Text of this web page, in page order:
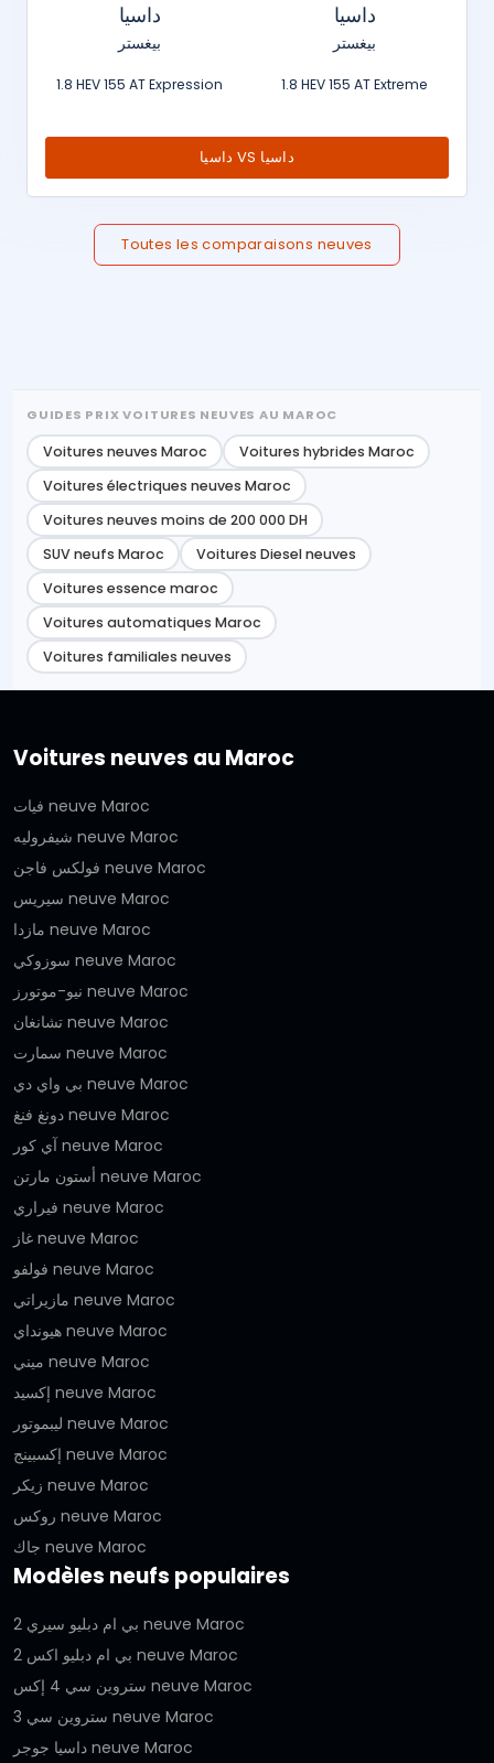
داسيا
بيغستر
1.8 HEV 155 AT Expression
داسيا
بيغستر
1.8 HEV 155 AT Extreme
داسيا VS داسيا
Toutes les comparaisons neuves
GUIDES PRIX VOITURES NEUVES AU MAROC
Voitures neuves Maroc
Voitures hybrides Maroc
Voitures électriques neuves Maroc
Voitures neuves moins de 200 000 DH
SUV neufs Maroc
Voitures Diesel neuves
Voitures essence maroc
Voitures automatiques Maroc
Voitures familiales neuves
Voitures neuves au Maroc
فيات neuve Maroc
شيفروليه neuve Maroc
فولكس فاجن neuve Maroc
سيريس neuve Maroc
مازدا neuve Maroc
سوزوكي neuve Maroc
نيو-موتورز neuve Maroc
تشانغان neuve Maroc
سمارت neuve Maroc
بي واي دي neuve Maroc
دونغ فنغ neuve Maroc
آي كور neuve Maroc
أستون مارتن neuve Maroc
فيراري neuve Maroc
غاز neuve Maroc
فولفو neuve Maroc
مازيراتي neuve Maroc
هيونداي neuve Maroc
ميني neuve Maroc
إكسيد neuve Maroc
ليبموتور neuve Maroc
إكسبينج neuve Maroc
زيكر neuve Maroc
روكس neuve Maroc
جاك neuve Maroc
Modèles neufs populaires
بي ام دبليو سيري 2 neuve Maroc
بي ام دبليو اكس 2 neuve Maroc
ستروين سي 4 إكس neuve Maroc
ستروين سي 3 neuve Maroc
داسيا جوجر neuve Maroc